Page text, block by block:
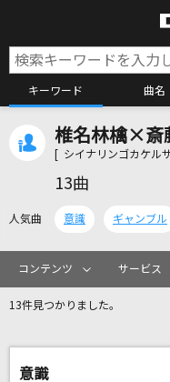
キーワード 曲名
カ
椎名林檎×斎
[ シイナリンゴカケル
13曲
人気曲 意識 ギャンブル
コンテンツ サービス
13件見つかりました。
意識